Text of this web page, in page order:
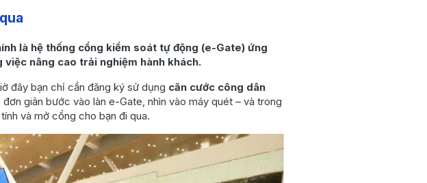
là hệ thống cổng kiểm soát tự động (e-Gate) ứng
nâng cao trải nghiệm hành khách.
đây bạn chỉ cần đăng ký sử dụng căn cước công dân
giản bước vào làn e-Gate, nhìn vào máy quét – và trong
và mở cổng cho bạn đi qua.